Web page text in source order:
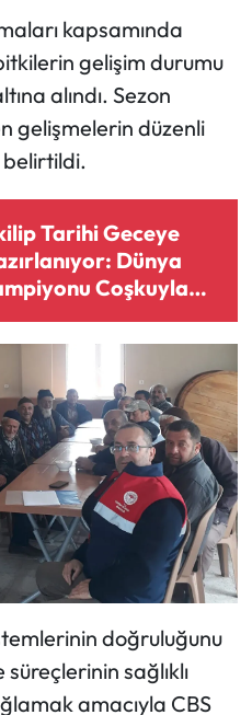
kapsamında
gelişim durumu
alındı. Sezon
gelişmelerin düzenli
Tarihi Geceye
Dünya
Coşkuyla
doğruluğunu
sağlıklı
amacıyla CBS